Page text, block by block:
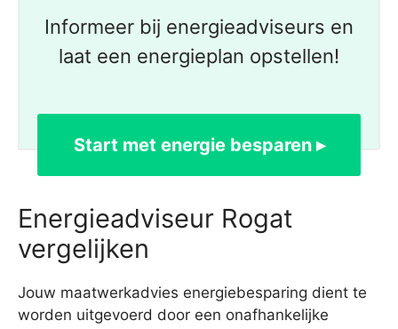
Informeer bij energieadviseurs en
laat een energieplan opstellen!
Start met energie besparen ▸
Energieadviseur Rogat
vergelijken
Jouw maatwerkadvies energiebesparing dient te
worden uitgevoerd door een onafhankelijke